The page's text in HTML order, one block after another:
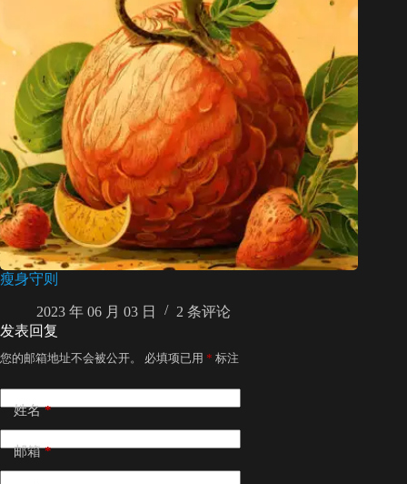
瘦身守则
2023 年 06 月 03 日
2 条评论
发表回复
您的邮箱地址不会被公开。 必填项已用 * 标注
姓名*
邮箱*